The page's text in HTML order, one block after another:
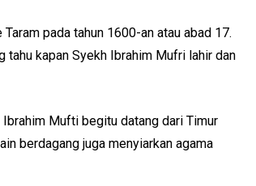
pada tahun 1600-an atau abad 17.
tahu kapan Syekh Ibrahim Mufri lahir dan
Ibrahim Mufti begitu datang dari Timur
berdagang juga menyiarkan agama